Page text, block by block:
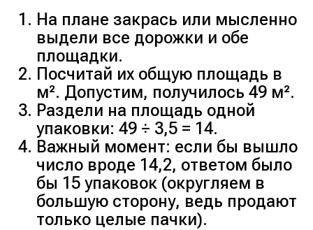
На плане закрась или мысленно
выдели все дорожки и обе
площадки.
Посчитай их общую площадь в
м². Допустим, получилось 49 м².
Раздели на площадь одной
упаковки: 49 ÷ 3,5 = 14.
Важный момент: если бы вышло
число вроде 14,2, ответом было
бы 15 упаковок (округляем в
большую сторону, ведь продают
только целые пачки).